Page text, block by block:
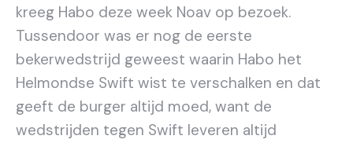
kreeg Habo deze week Noav op bezoek.
Tussendoor was er nog de eerste
bekerwedstrijd geweest waarin Habo het
Helmondse Swift wist te verschalken en dat
geeft de burger altijd moed, want de
wedstrijden tegen Swift leveren altijd